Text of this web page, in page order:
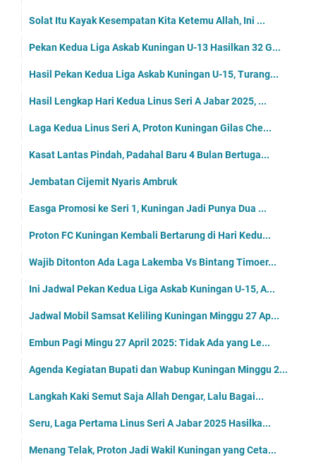
Solat Itu Kayak Kesempatan Kita Ketemu Allah, Ini ...
Pekan Kedua Liga Askab Kuningan U-13 Hasilkan 32 G...
Hasil Pekan Kedua Liga Askab Kuningan U-15, Turang...
Hasil Lengkap Hari Kedua Linus Seri A Jabar 2025, ...
Laga Kedua Linus Seri A, Proton Kuningan Gilas Che...
Kasat Lantas Pindah, Padahal Baru 4 Bulan Bertuga...
Jembatan Cijemit Nyaris Ambruk
Easga Promosi ke Seri 1, Kuningan Jadi Punya Dua ...
Proton FC Kuningan Kembali Bertarung di Hari Kedu...
Wajib Ditonton Ada Laga Lakemba Vs Bintang Timoer...
Ini Jadwal Pekan Kedua Liga Askab Kuningan U-15, A...
Jadwal Mobil Samsat Keliling Kuningan Minggu 27 Ap...
Embun Pagi Mingu 27 April 2025: Tidak Ada yang Le...
Agenda Kegiatan Bupati dan Wabup Kuningan Minggu 2...
Langkah Kaki Semut Saja Allah Dengar, Lalu Bagai...
Seru, Laga Pertama Linus Seri A Jabar 2025 Hasilka...
Menang Telak, Proton Jadi Wakil Kuningan yang Ceta...